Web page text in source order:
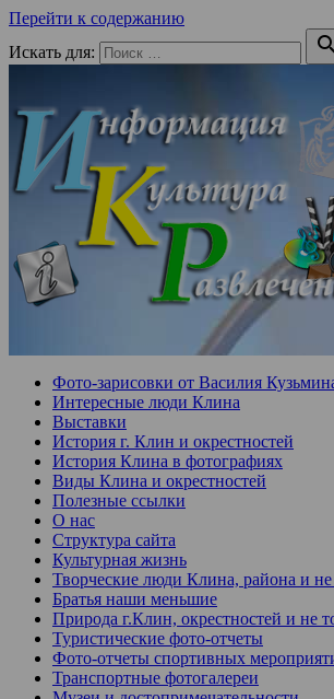
Перейти к содержанию
Искать для:
Фото-зарисовки от Василия
Интересные люди Клина
Выставки
История г. Клин и окрестностей
История Клина в фотографиях
Виды Клина и окрестностей
Полезные ссылки
О нас
Структура сайта
Культурная жизнь
Творческие люди Клина, района и не
Братья наши меньшие
Природа г.Клин, окрестностей и не
Туристические фото-отчеты
Фото-отчеты спортивных
Транспортные фотогалереи